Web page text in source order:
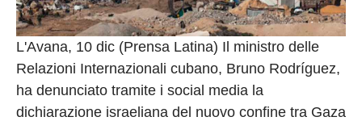
L'Avana, 10 dic (Prensa Latina) Il ministro delle
Relazioni Internazionali cubano, Bruno Rodríguez,
ha denunciato tramite i social media la
dichiarazione israeliana del nuovo confine tra Gaza